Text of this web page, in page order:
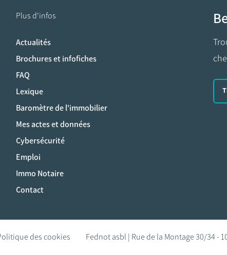
Plus d'infos
Actualités
Brochures et infofiches
FAQ
Lexique
Baromètre de l'immobilier
Mes actes et données
Cybersécurité
Emploi
Immo Notaire
Contact
des cookies Fednot asbl | Rue de la Montage 30/34 -